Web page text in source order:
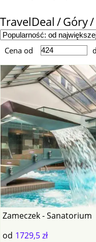
TravelDeal Góry
Cena od
Zameczek - Sanatorium
od 1729,5 zł